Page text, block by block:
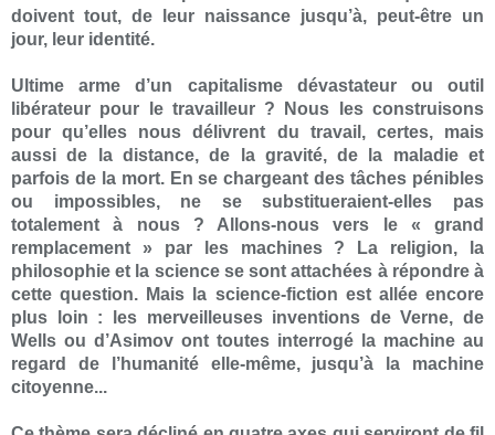
doivent tout, de leur naissance jusqu’à, peut-être un
jour, leur identité.
Ultime arme d’un capitalisme dévastateur ou outil
libérateur pour le travailleur ? Nous les construisons
pour qu’elles nous délivrent du travail, certes, mais
aussi de la distance, de la gravité, de la maladie et
parfois de la mort. En se chargeant des tâches pénibles
ou impossibles, ne se substitueraient-elles pas
totalement à nous ? Allons-nous vers le « grand
remplacement » par les machines ? La religion, la
philosophie et la science se sont attachées à répondre à
cette question. Mais la science-fiction est allée encore
plus loin : les merveilleuses inventions de Verne, de
Wells ou d’Asimov ont toutes interrogé la machine au
regard de l’humanité elle-même, jusqu’à la machine
citoyenne...